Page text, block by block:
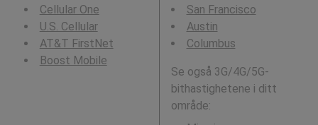
Cellular One
U.S. Cellular
AT&T FirstNet
Boost Mobile
San Francisco
Austin
Columbus
Se også 3G/4G/5G-
bithastighetene i ditt
område: